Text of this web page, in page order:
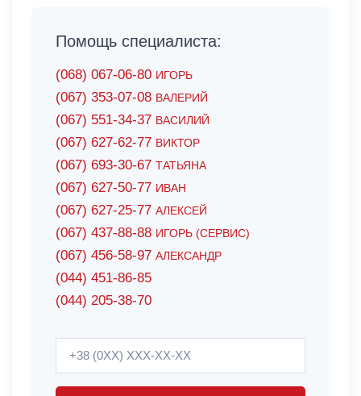
Помощь специалиста:
(068) 067-06-80 ИГОРЬ
(067) 353-07-08 ВАЛЕРИЙ
(067) 551-34-37 ВАСИЛИЙ
(067) 627-62-77 ВИКТОР
(067) 693-30-67 ТАТЬЯНА
(067) 627-50-77 ИВАН
(067) 627-25-77 АЛЕКСЕЙ
(067) 437-88-88 ИГОРЬ (СЕРВИС)
(067) 456-58-97 АЛЕКСАНДР
(044) 451-86-85
(044) 205-38-70